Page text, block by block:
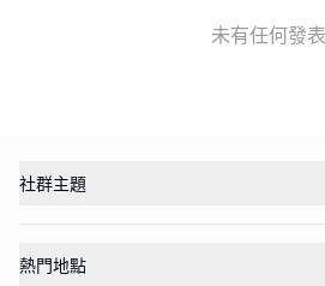
未有任何發表
社群主題
熱門地點